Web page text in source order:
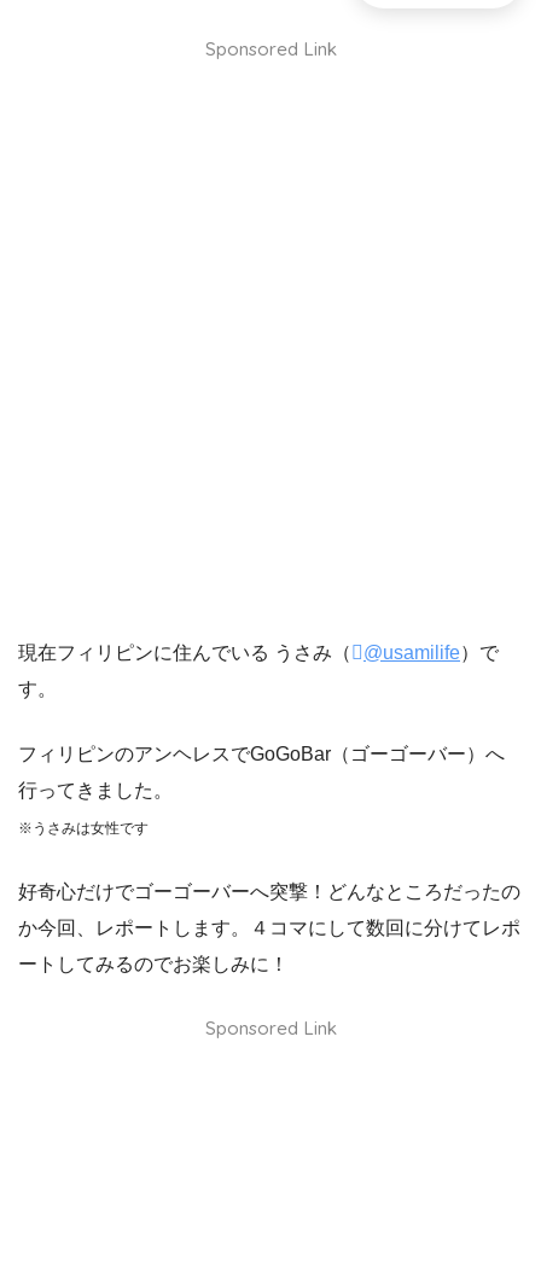
Sponsored Link
現在フィリピンに住んでいる うさみ（ @usamilife）で
す。
フィリピンのアンヘレスでGoGoBar（ゴーゴーバー）へ
行ってきました。
※うさみは女性です
好奇心だけでゴーゴーバーへ突撃！どんなところだったの
か今回、レポートします。４コマにして数回に分けてレポ
ートしてみるのでお楽しみに！
Sponsored Link